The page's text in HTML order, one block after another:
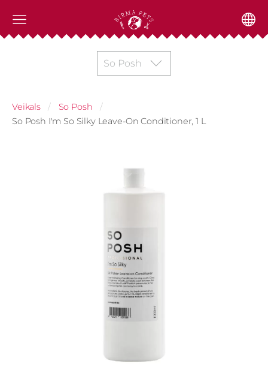
So Posh
Veikals
So Posh
So Posh I'm So Silky Leave-On Conditioner, 1 L